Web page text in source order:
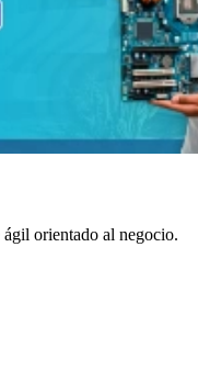
orientado al negocio.